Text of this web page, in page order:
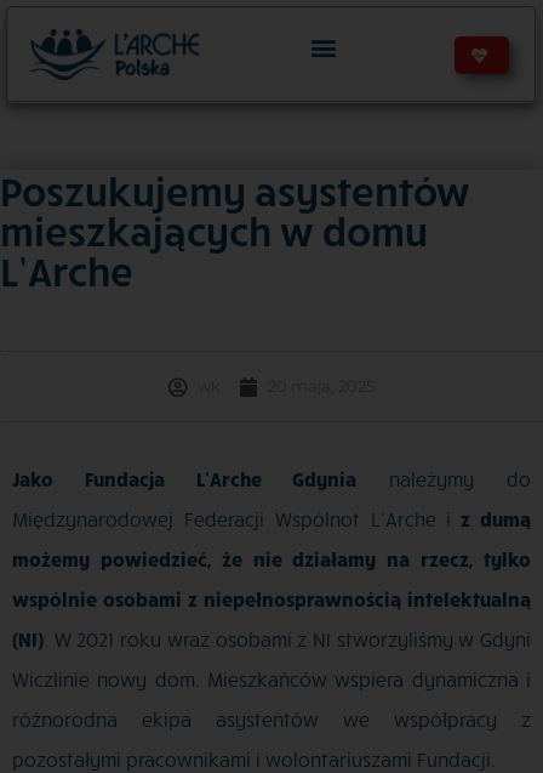
Poszukujemy asystentów
mieszkających w domu
L’Arche
Jako Fundacja L’Arche Gdynia należymy do
Międzynarodowej Federacji Wspólnot L’Arche i z dumą
możemy powiedzieć, że nie działamy na rzecz, tylko
wspólnie osobami z niepełnosprawnością intelektualną
(NI) . W 2021 roku wraz osobami z NI stworzyliśmy w Gdyni
Wiczlinie nowy dom. Mieszkańców wspiera dynamiczna i
różnorodna ekipa asystentów we współpracy z
pozostałymi pracownikami i wolontariuszami Fundacji.